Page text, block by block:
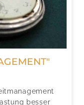
besser